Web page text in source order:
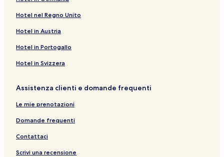
Hotel nel Regno Unito
Hotel in Austria
Hotel in Portogallo
Hotel in Svizzera
Assistenza clienti e domande frequenti
Le mie prenotazioni
Domande frequenti
Contattaci
Scrivi una recensione